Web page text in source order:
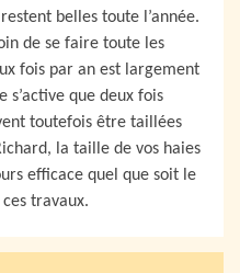
belles toute l’année.
de se faire toute les
fois par an est largement
s’active que deux fois
toutefois être taillées
la taille de vos haies
efficace quel que soit le
travaux.